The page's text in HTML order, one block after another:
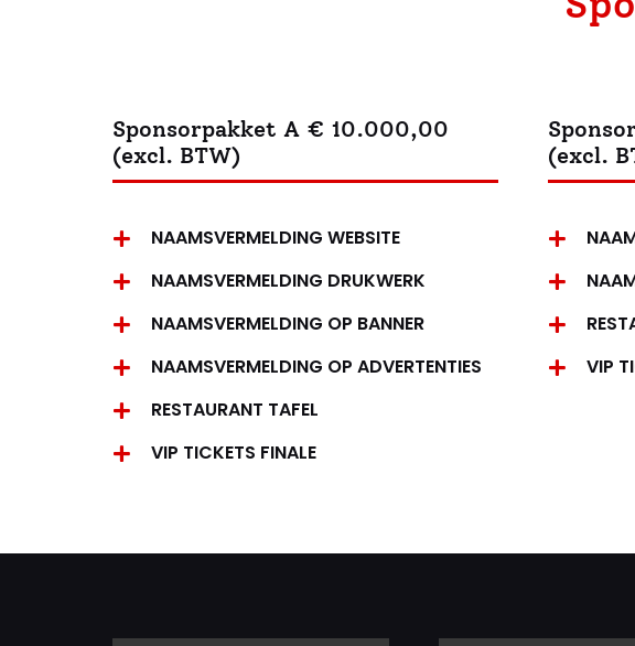
Sponsorpakket A € 10.000,00
(excl. BTW)
NAAMSVERMELDING WEBSITE
NAAMSVERMELDING DRUKWERK
NAAMSVERMELDING OP BANNER
NAAMSVERMELDING OP ADVERTENTIES
RESTAURANT TAFEL
VIP TICKETS FINALE
(excl.
VIP